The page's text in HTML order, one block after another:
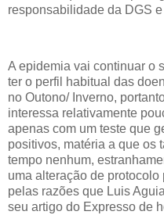
responsabilidade da DGS
A epidemia vai continuar o
ter o perfil habitual das
no Outono/ Inverno,
interessa relativamente
apenas com um teste que
positivos, matéria a que os
tempo nenhum,
uma alteração de
pelas razões que Luis
seu artigo do Expresso de